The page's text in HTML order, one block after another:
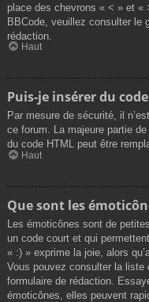
place des chevrons « < » et «
BBCode, veuillez consulter le
rédaction.
Haut
Puis-je insérer du code
Par mesure de sécurité, il
ce forum. La majeure partie
du code HTML peut être
Haut
Que sont les
Les émoticônes sont de
un code court et qui
« :) » exprime la joie, alors
Vous pouvez consulter la
formulaire de rédaction.
émoticônes, elles peuvent